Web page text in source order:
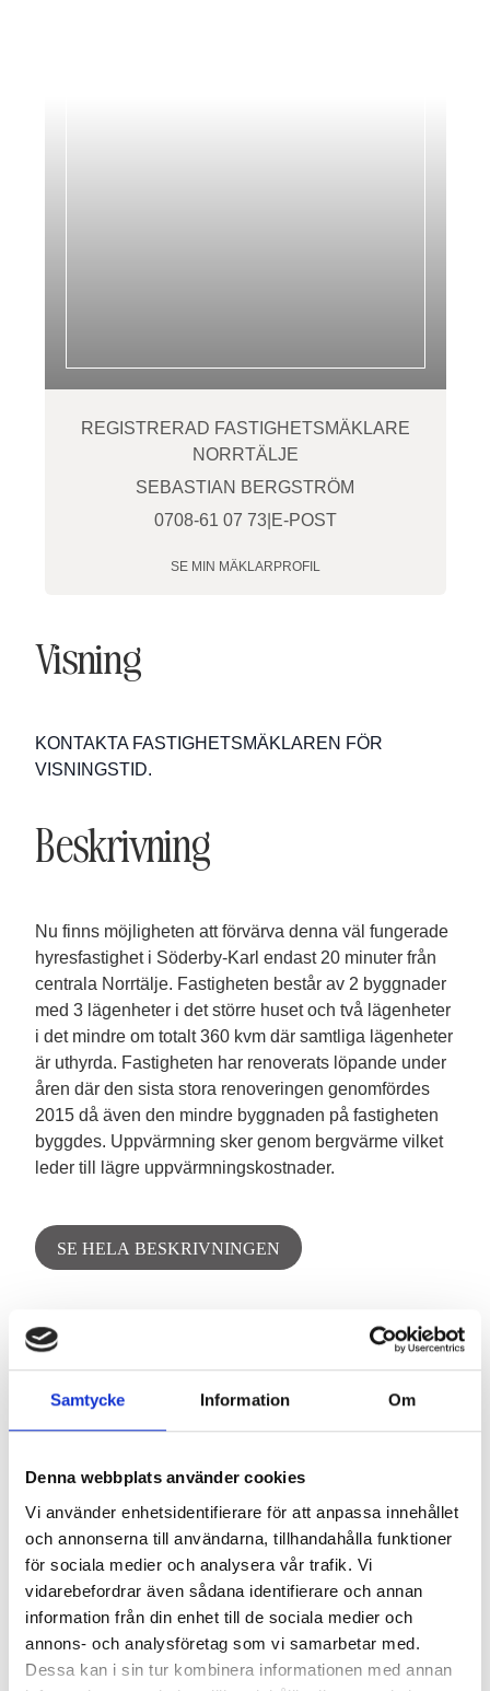
Samtycke Information Om
Denna webbplats använder cookies
Vi använder enhetsidentifierare för att anpassa innehållet
och annonserna till användarna, tillhandahålla funktioner
för sociala medier och analysera vår trafik. Vi
vidarebefordrar även sådana identifierare och annan
information från din enhet till de sociala medier och
annons- och analysföretag som vi samarbetar med.
Dessa kan i sin tur kombinera informationen med annan
REGISTRERAD FASTIGHETSMÄKLARE
NORRTÄLJE
SEBASTIAN BERGSTRÖM
0708-61 07 73| E-POST
SE MIN MÄKLARPROFIL
Visning
KONTAKTA FASTIGHETSMÄKLAREN FÖR
VISNINGSTID.
Beskrivning
Nu finns möjligheten att förvärva denna väl fungerade
hyresfastighet i Söderby-Karl endast 20 minuter från
centrala Norrtälje. Fastigheten består av 2 byggnader
med 3 lägenheter i det större huset och två lägenheter
i det mindre om totalt 360 kvm där samtliga lägenheter
är uthyrda. Fastigheten har renoverats löpande under
åren där den sista stora renoveringen genomfördes
2015 då även den mindre byggnaden på fastigheten
byggdes. Uppvärmning sker genom bergvärme vilket
leder till lägre uppvärmningskostnader.
SE HELA BESKRIVNINGEN
Fastigheten är belägen i Söderby-Karl, knappt två mil
från centrala Norrtälje samt ca en mil till Älmsta, där all
Söderby-Karl är en lantlig och naturskön del av
Norrtälje som omges av stora jordbruksmarker, skogar
av natur och lantbruk, och området präglas av sin
stillsamma stämning. Här är det ett bra exempel på det
som många uppfattar som det “äkta” Roslagen, där
lugnet och den nära kopplingen till naturen skapar en
trivsam och avslappnad atmosfär.
God kommunikation med busshållplats precis i
närheten där buss mellan Norrtälje och Björkö/Singö
trafikerar.